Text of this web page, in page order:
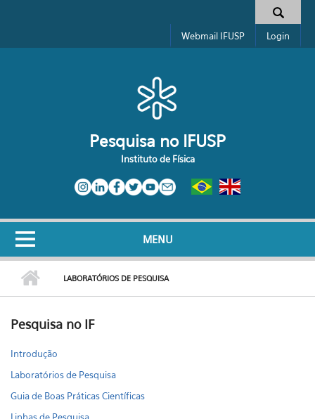
Formulário de busca
Webmail IFUSP Login
Pesquisa no IFUSP
Instituto de Física
MENU
LABORATÓRIOS DE PESQUISA
Pesquisa no IF
Introdução
Laboratórios de Pesquisa
Guia de Boas Práticas Científicas